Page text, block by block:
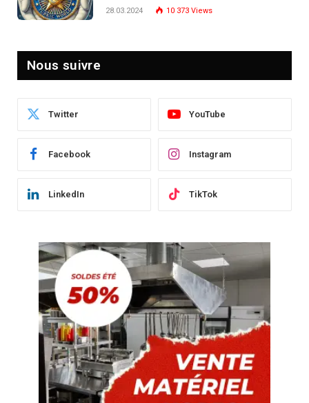
Post-Crise
28.03.2024 10 373 Views
Nous suivre
Twitter YouTube
Facebook Instagram
LinkedIn TikTok